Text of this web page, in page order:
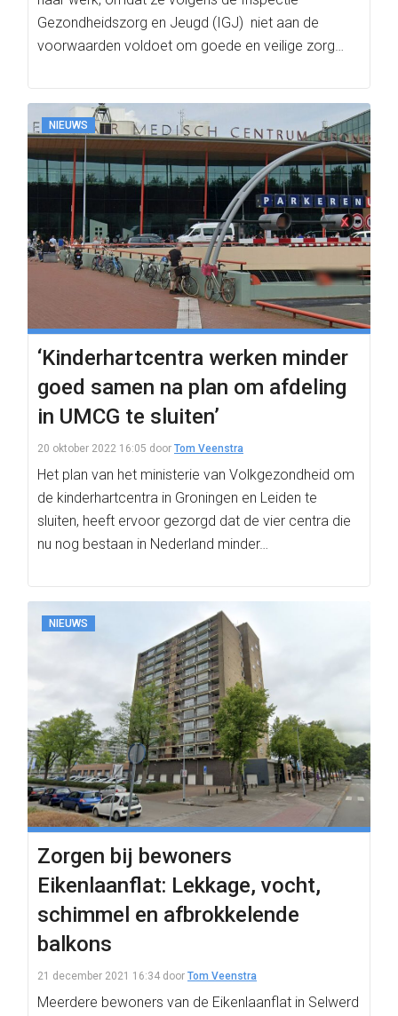
Gezondheidszorg en Jeugd (IGJ) niet aan de
voorwaarden voldoet om goede en veilige zorg…
NIEUWS
‘Kinderhartcentra werken minder
goed samen na plan om afdeling
in UMCG te sluiten’
20 oktober 2022 16:05 door Tom Veenstra
Het plan van het ministerie van Volkgezondheid om
de kinderhartcentra in Groningen en Leiden te
sluiten, heeft ervoor gezorgd dat de vier centra die
nu nog bestaan in Nederland minder…
NIEUWS
Zorgen bij bewoners
Eikenlaanflat: Lekkage, vocht,
schimmel en afbrokkelende
balkons
21 december 2021 16:34 door Tom Veenstra
Meerdere bewoners van de Eikenlaanflat in Selwerd